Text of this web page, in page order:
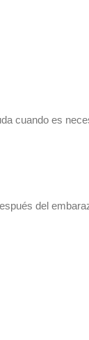
cuando es
del